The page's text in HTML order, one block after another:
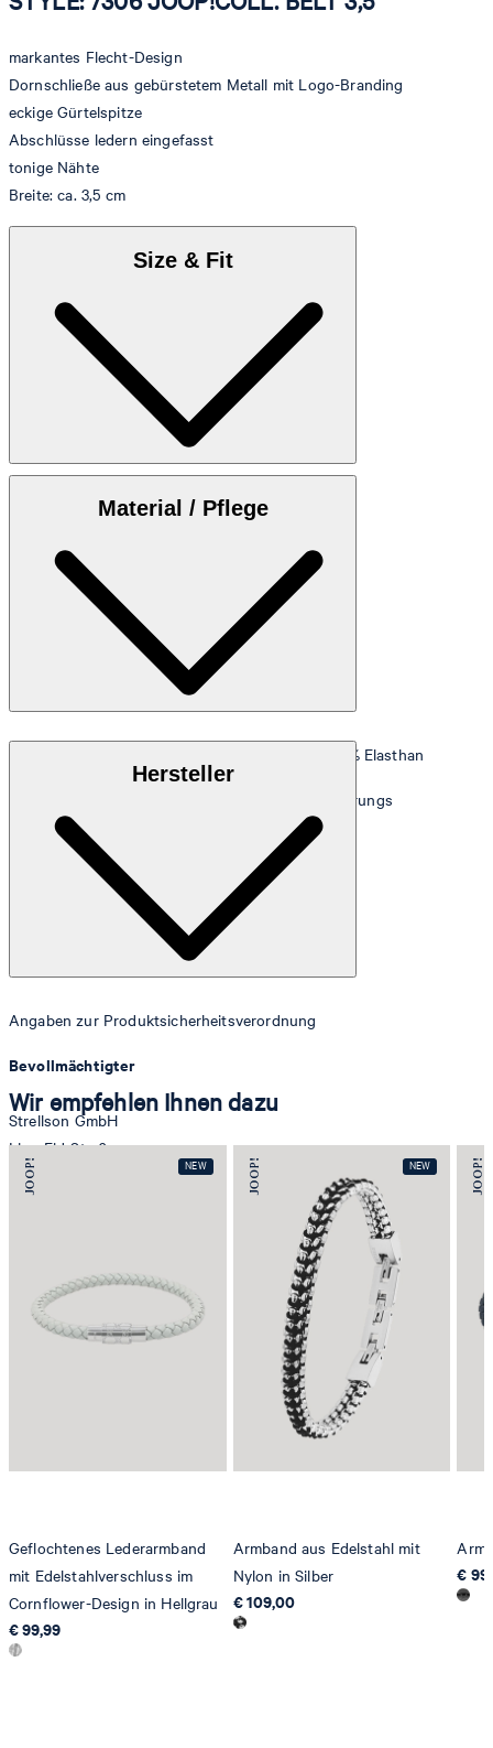
markantes Flecht-Design
Dornschließe aus gebürstetem Metall mit Logo-Branding
eckige Gürtelspitze
Abschlüsse ledern eingefasst
tonige Nähte
Breite: ca. 3,5 cm
Size & Fit
Material / Pflege
Stretchige Qualität aus 57% Polypropylen und 43% Elasthan
Enthält nichttextile Teile tierischen Ursprungs
Hersteller
Angaben zur Produktsicherheitsverordnung
Bevollmächtigter
Strellson GmbH
Line-Eid-Str. 6
78467 Konstanz
Deutschland
Produzent
Strellson AG
Wir empfehlen Ihnen dazu
Geflochtenes Lederarmband
mit Edelstahlverschluss im
Cornflower-Design in Hellgrau
€ 99,99
Armband aus Edelstahl mit
Nylon in Silber
€ 109,00
€